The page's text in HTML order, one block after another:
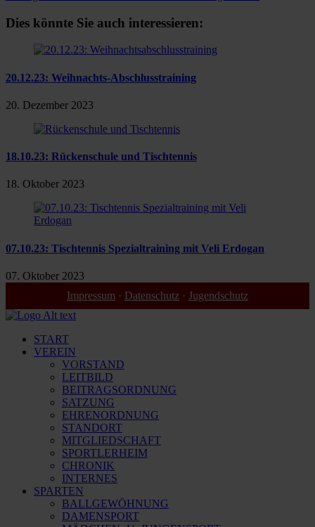
Dies könnte Sie auch interessieren:
20.12.23: Weihnachts-Abschlusstraining
20. Dezember 2023
18.10.23: Rückenschule und Tischtennis
18. Oktober 2023
07.10.23: Tischtennis Spezialtraining mit Veli Erdogan
07. Oktober 2023
Impressum · Datenschutz · Jugendschutz
START
VEREIN
VORSTAND
LEITBILD
BEITRAGSORDNUNG
SATZUNG
EHRENORDNUNG
STANDORT
MITGLIEDSCHAFT
SPORTLERHEIM
CHRONIK
INTERNES
SPARTEN
BALLGEWÖHNUNG
DAMENSPORT